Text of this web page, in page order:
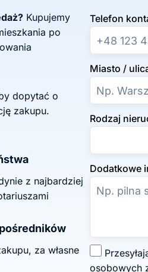
Kupujemy
po
dopytać o
zakupu.
z najbardziej
za własne
Telefon
Miasto /
Rodzaj
Dodatkowe
g
osobowych